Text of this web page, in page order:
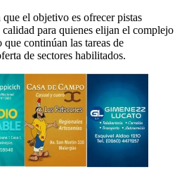
que el objetivo es ofrecer pistas
para quienes elijan el complejo
continúan las tareas de
de sectores habilitados.